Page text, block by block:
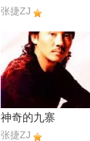
张捷ZJ
神奇的九寨
张捷ZJ